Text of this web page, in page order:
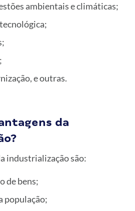
ambientais e climáticas;
e outras.
da
industrialização são:
de bens;
população;